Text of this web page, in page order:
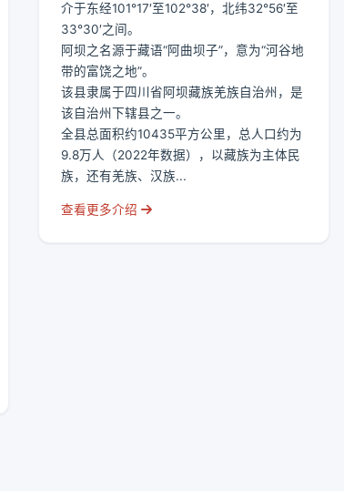
介于东经101°17′至102°38′，北纬32°56′至
33°30′之间。
阿坝之名源于藏语“阿曲坝子”，意为“河谷地
带的富饶之地”。
该县隶属于四川省阿坝藏族羌族自治州，是
该自治州下辖县之一。
全县总面积约10435平方公里，总人口约为
9.8万人（2022年数据），以藏族为主体民
族，还有羌族、汉族...
查看更多介绍